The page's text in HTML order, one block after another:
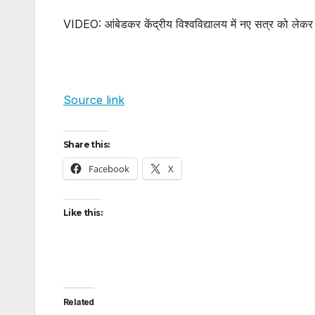
VIDEO: आंबेडकर केंद्रीय विश्वविद्यालय में नए सत्र को लेकर
Source link
Share this:
Facebook X
Like this:
Related